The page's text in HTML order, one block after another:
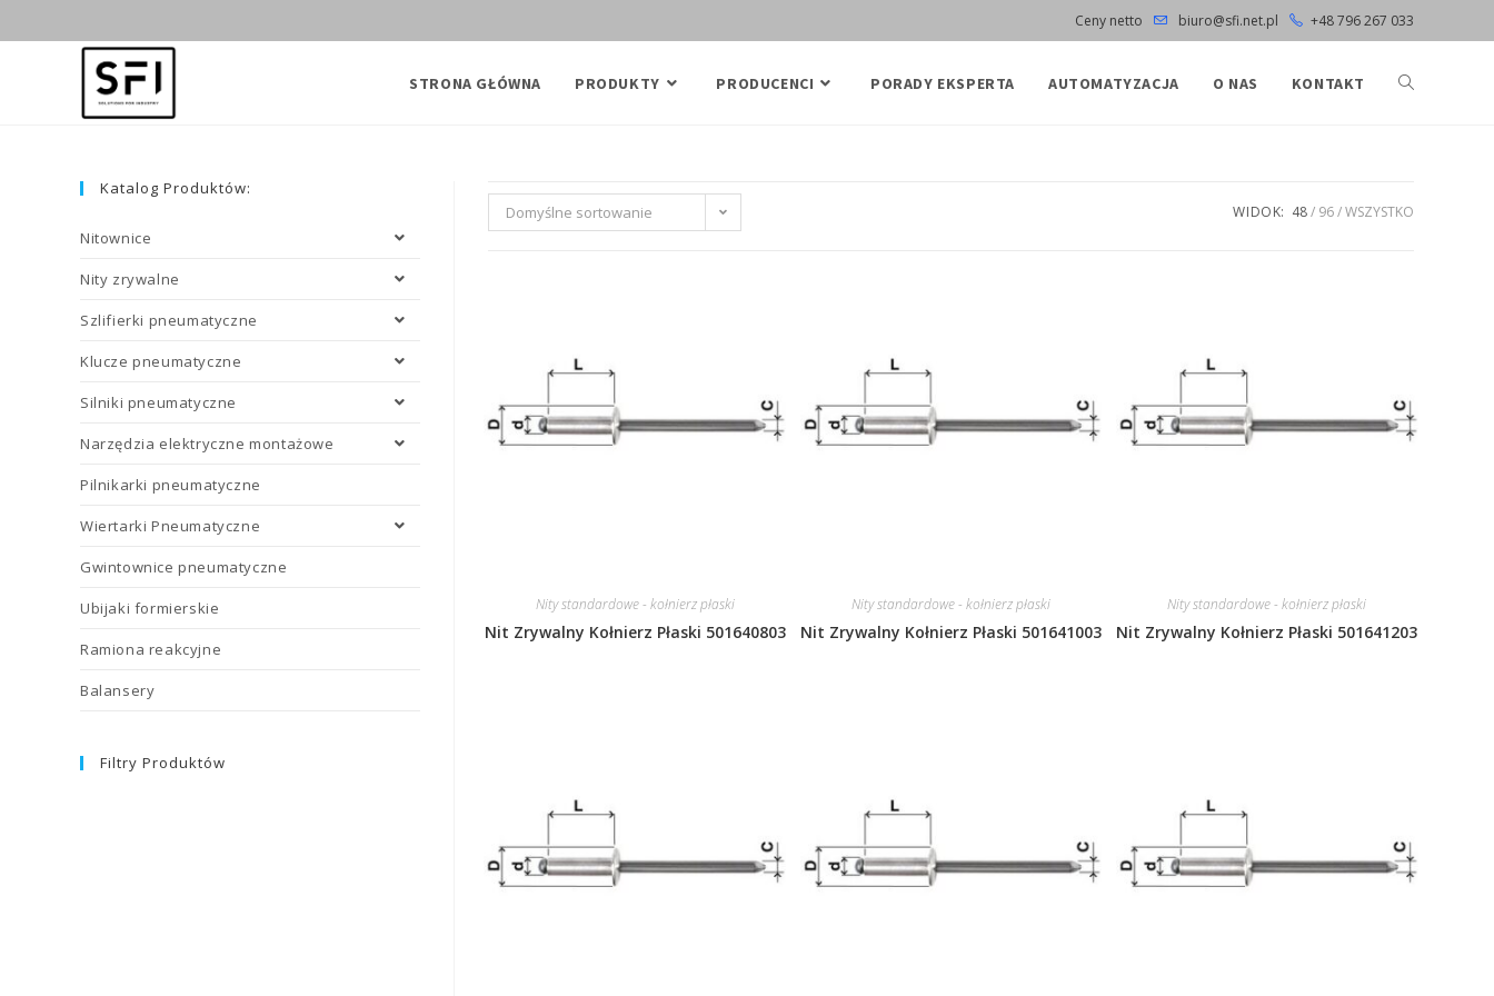
to
Ceny netto biuro@sfi.net.pl +48 796 267 033
STRONA GŁÓWNA PRODUKTY PRODUCENCI PORADY EKSPERTA AUTOMATYZACJA O NAS KONTAKT
Domyślne sortowanie WIDOK: 48 96 WSZYSTKO
Nity standardowe - kołnierz płaski
Nit Zrywalny Kołnierz Płaski 501640803
Nity standardowe - kołnierz płaski
Nit Zrywalny Kołnierz Płaski 501641003
Nity standardowe - kołnierz płaski
Nit Zrywalny Kołnierz Płaski 501641203
Katalog Produktów:
Nitownice
Nity zrywalne
Szlifierki pneumatyczne
Klucze pneumatyczne
Silniki pneumatyczne
Narzędzia elektryczne montażowe
Pilnikarki pneumatyczne
Wiertarki Pneumatyczne
Gwintownice pneumatyczne
Ubijaki formierskie
Ramiona reakcyjne
Balansery
Filtry Produktów